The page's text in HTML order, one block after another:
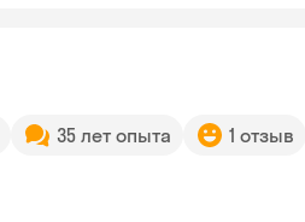
35 лет опыта 1 отзыв